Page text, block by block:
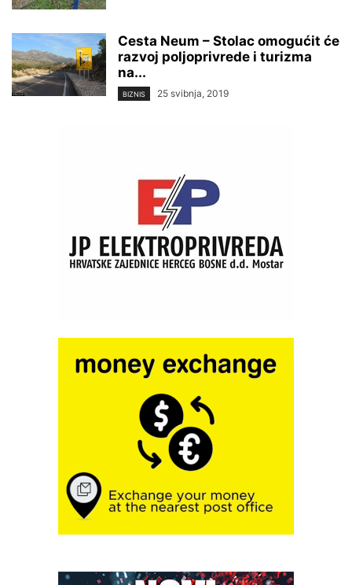
Cesta Neum – Stolac omogućit će
razvoj poljoprivrede i turizma
na...
BIZNIS 25 svibnja, 2019